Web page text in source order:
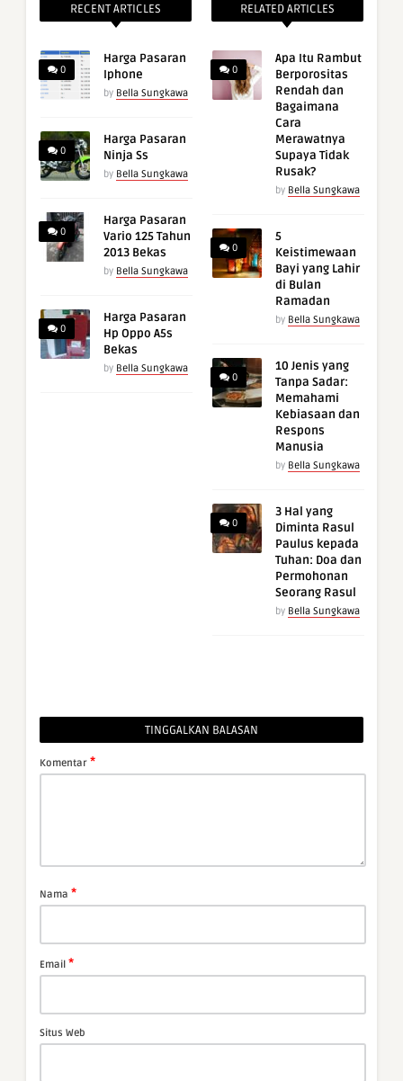
RECENT ARTICLES
0
Harga Pasaran
Iphone
by Bella Sungkawa
0
Harga Pasaran
Ninja Ss
by Bella Sungkawa
0
Harga Pasaran
Vario 125 Tahun
2013 Bekas
by Bella Sungkawa
0
Harga Pasaran
Hp Oppo A5s
Bekas
by Bella Sungkawa
RELATED ARTICLES
0
Apa Itu Rambut
Berporositas
Rendah dan
Bagaimana
Cara
Merawatnya
Supaya Tidak
Rusak?
by Bella Sungkawa
0
5
Keistimewaan
Bayi yang Lahir
di Bulan
Ramadan
by Bella Sungkawa
0
10 Jenis yang
Tanpa Sadar:
Memahami
Kebiasaan dan
Respons
Manusia
by Bella Sungkawa
0
3 Hal yang
Diminta Rasul
Paulus kepada
Tuhan: Doa dan
Permohonan
Seorang Rasul
by Bella Sungkawa
TINGGALKAN BALASAN
Komentar *
Nama *
Email *
Situs Web